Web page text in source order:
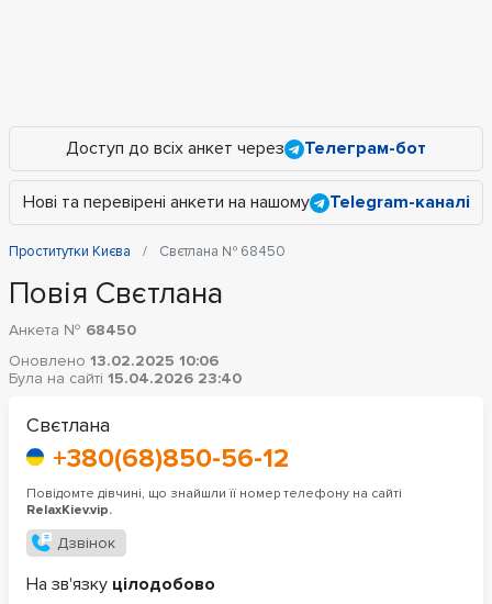
Доступ до всіх анкет через Телеграм-бот
Нові та перевірені анкети на нашому Telegram-каналі
Проститутки Києва Свєтлана № 68450
Повія Свєтлана
Анкета № 68450
Оновлено 13.02.2025 10:06
Була на сайті 15.04.2026 23:40
Свєтлана
+380(68)850-56-12
Повідомте дівчині, що знайшли її номер телефону на сайті
RelaxKiev.vip.
Дзвінок
На зв'язку цілодобово